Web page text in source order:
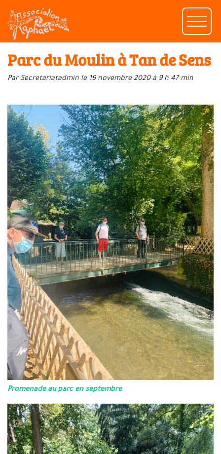
Parc du Moulin à Tan de Sens
Par Secretariatadmin le 19 novembre 2020 à 9 h 47 min
Promenade au parc en septembre